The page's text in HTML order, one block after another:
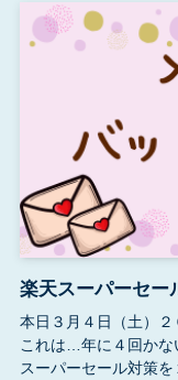
楽天スーパーセー
本日３月４日（土）２
これは…年に４回かな
スーパーセール対策